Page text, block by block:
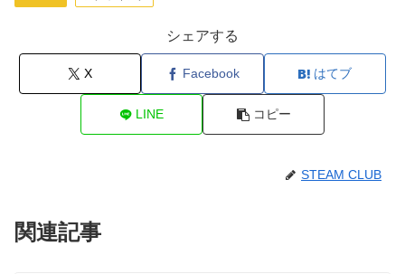
シェアする
X Facebook はてブ
LINE コピー
STEAM CLUB
関連記事